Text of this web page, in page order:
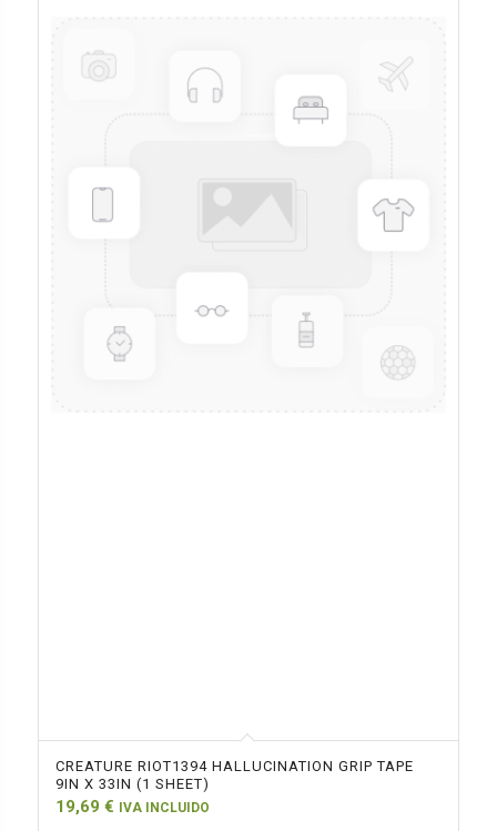
CREATURE RIOT1394 HALLUCINATION GRIP TAPE
9IN X 33IN (1 SHEET)
19,69 € IVA INCLUIDO